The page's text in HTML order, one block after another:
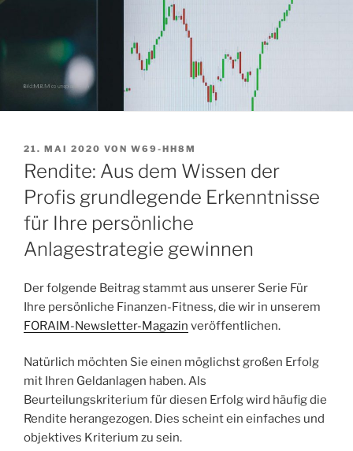
VERÖFFENTLICHT
AM
21. MAI 2020 VON W69-HH8M
Rendite: Aus dem Wissen der
Profis grundlegende Erkenntnisse
für Ihre persönliche
Anlagestrategie gewinnen
Der folgende Beitrag stammt aus unserer Serie Für
Ihre persönliche Finanzen-Fitness, die wir in unserem
FORAIM-Newsletter-Magazin veröffentlichen.
Natürlich möchten Sie einen möglichst großen Erfolg
mit Ihren Geldanlagen haben. Als
Beurteilungskriterium für diesen Erfolg wird häufig die
Rendite herangezogen. Dies scheint ein einfaches und
objektives Kriterium zu sein.